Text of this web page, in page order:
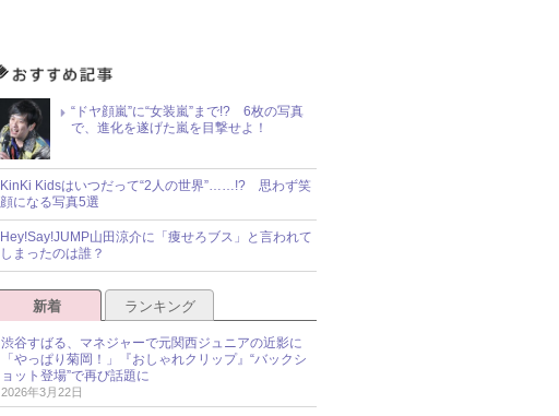
“ドヤ顔嵐”に“女装嵐”まで!? 6枚の写真
で、進化を遂げた嵐を目撃せよ！
KinKi Kidsはいつだって“2人の世界”……!? 思わず笑
顔になる写真5選
Hey!Say!JUMP山田涼介に「痩せろブス」と言われて
しまったのは誰？
新着 ランキング
渋谷すばる、マネジャーで元関西ジュニアの近影に
「やっぱり菊岡！」『おしゃれクリップ』“バックシ
ョット登場”で再び話題に
2026年3月22日